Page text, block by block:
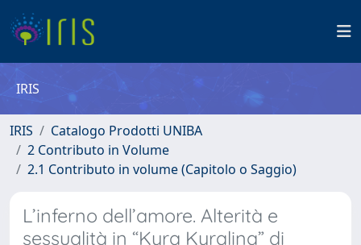
IRIS
IRIS
Catalogo Prodotti UNIBA
2 Contributo in Volume
2.1 Contributo in volume (Capitolo o Saggio)
L’inferno dell’amore. Alterità e
sessualità in “Kyra Kyralina” di